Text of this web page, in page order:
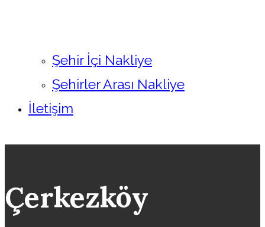
Şehir İçi Nakliye
Şehirler Arası Nakliye
İletişim
Çerkezköy